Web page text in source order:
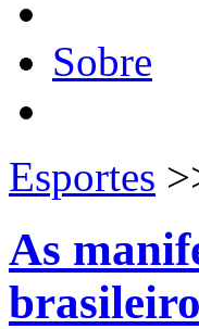
Sobre
Esportes
As
brasileiro